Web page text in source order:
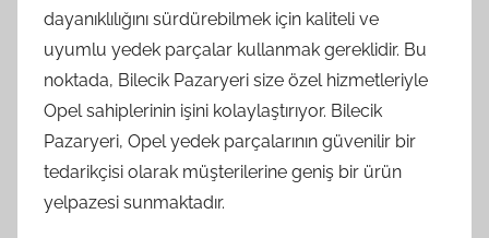
dayanıklılığını sürdürebilmek için kaliteli ve
uyumlu yedek parçalar kullanmak gereklidir. Bu
noktada, Bilecik Pazaryeri size özel hizmetleriyle
Opel sahiplerinin işini kolaylaştırıyor. Bilecik
Pazaryeri, Opel yedek parçalarının güvenilir bir
tedarikçisi olarak müşterilerine geniş bir ürün
yelpazesi sunmaktadır.